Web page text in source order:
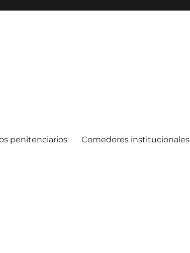
penitenciarios Comedores institucionales